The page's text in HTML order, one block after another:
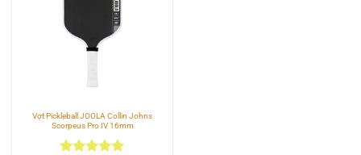
Vợt Pickleball JOOLA Collin Johns
Scorpeus Pro IV 16mm